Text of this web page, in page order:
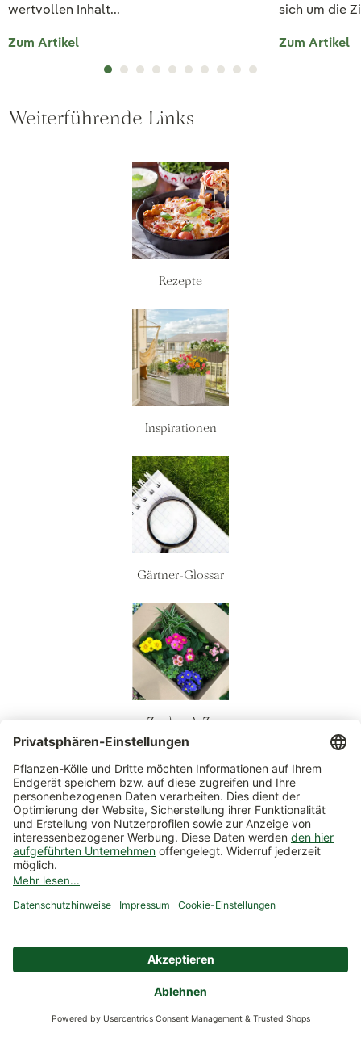
wertvollen Inhalt...
Zum Artikel
sich um die
Zum Artikel
Weiterführende Links
Rezepte
Inspirationen
Gärtner-Glossar
Zu den A-Zs
Pflanzen frisch vom Gärtner
Aus Qualitätsgründen keine Lagerhaltung bei Pflanzen
Das Falsche bestellt oder nicht zufrieden? Einfach
zurückschicken
Bestellen, freuen, dann erst bezahlen
Sichere Zahlungsmöglichkeiten
Ihre Sicherheit kommt an erster Stelle